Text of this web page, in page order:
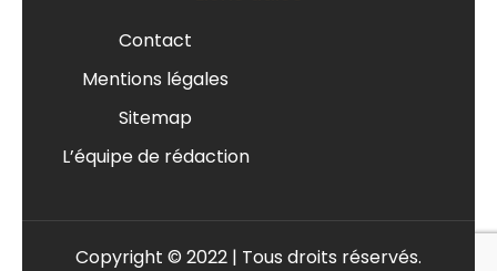
Contact
Mentions légales
Sitemap
L’équipe de rédaction
Copyright © 2022 | Tous droits réservés.